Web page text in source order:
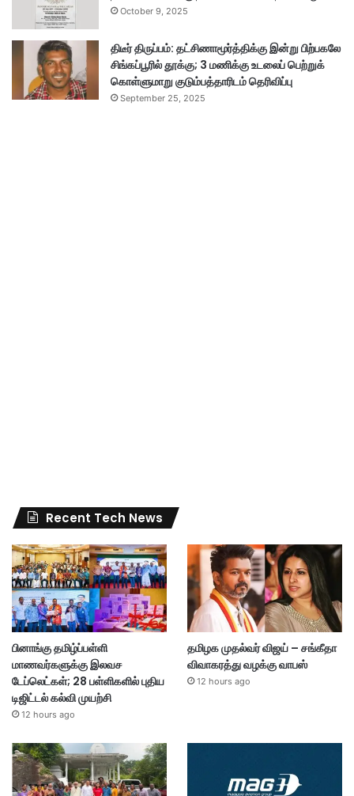
October 9, 2025
திடீர் திருப்பம்: தட்சிணாமூர்த்திக்கு இன்று பிற்பகலே
சிங்கப்பூரில் தூக்கு; 3 மணிக்கு உடலைப் பெற்றுக்
கொள்ளுமாறு குடும்பத்தாரிடம் தெரிவிப்பு
September 25, 2025
Recent Tech News
பினாங்கு தமிழ்ப்பள்ளி
மாணவர்களுக்கு இலவச
டேப்லெட்கள்; 28 பள்ளிகளில் புதிய
டிஜிட்டல் கல்வி முயற்சி
12 hours ago
தமிழக முதல்வர் விஜய் – சங்கீதா
விவாகரத்து வழக்கு வாபஸ்
12 hours ago